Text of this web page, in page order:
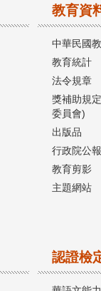
教育資
中華民國
教育統計
法令規章
獎補助規
委員會)
出版品
行政院公
教育剪影
主題網站
認證檢